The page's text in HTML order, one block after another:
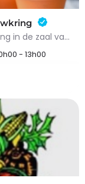
Bijeenkomst van de Rebecq Tuinbouwkring in de zaal van het oude treinstation.Georganiseerd door:Gemeentelijke…
- 13h00